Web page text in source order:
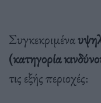
Συγκεκριμένα
(κατηγορία
τις εξής περιοχές: